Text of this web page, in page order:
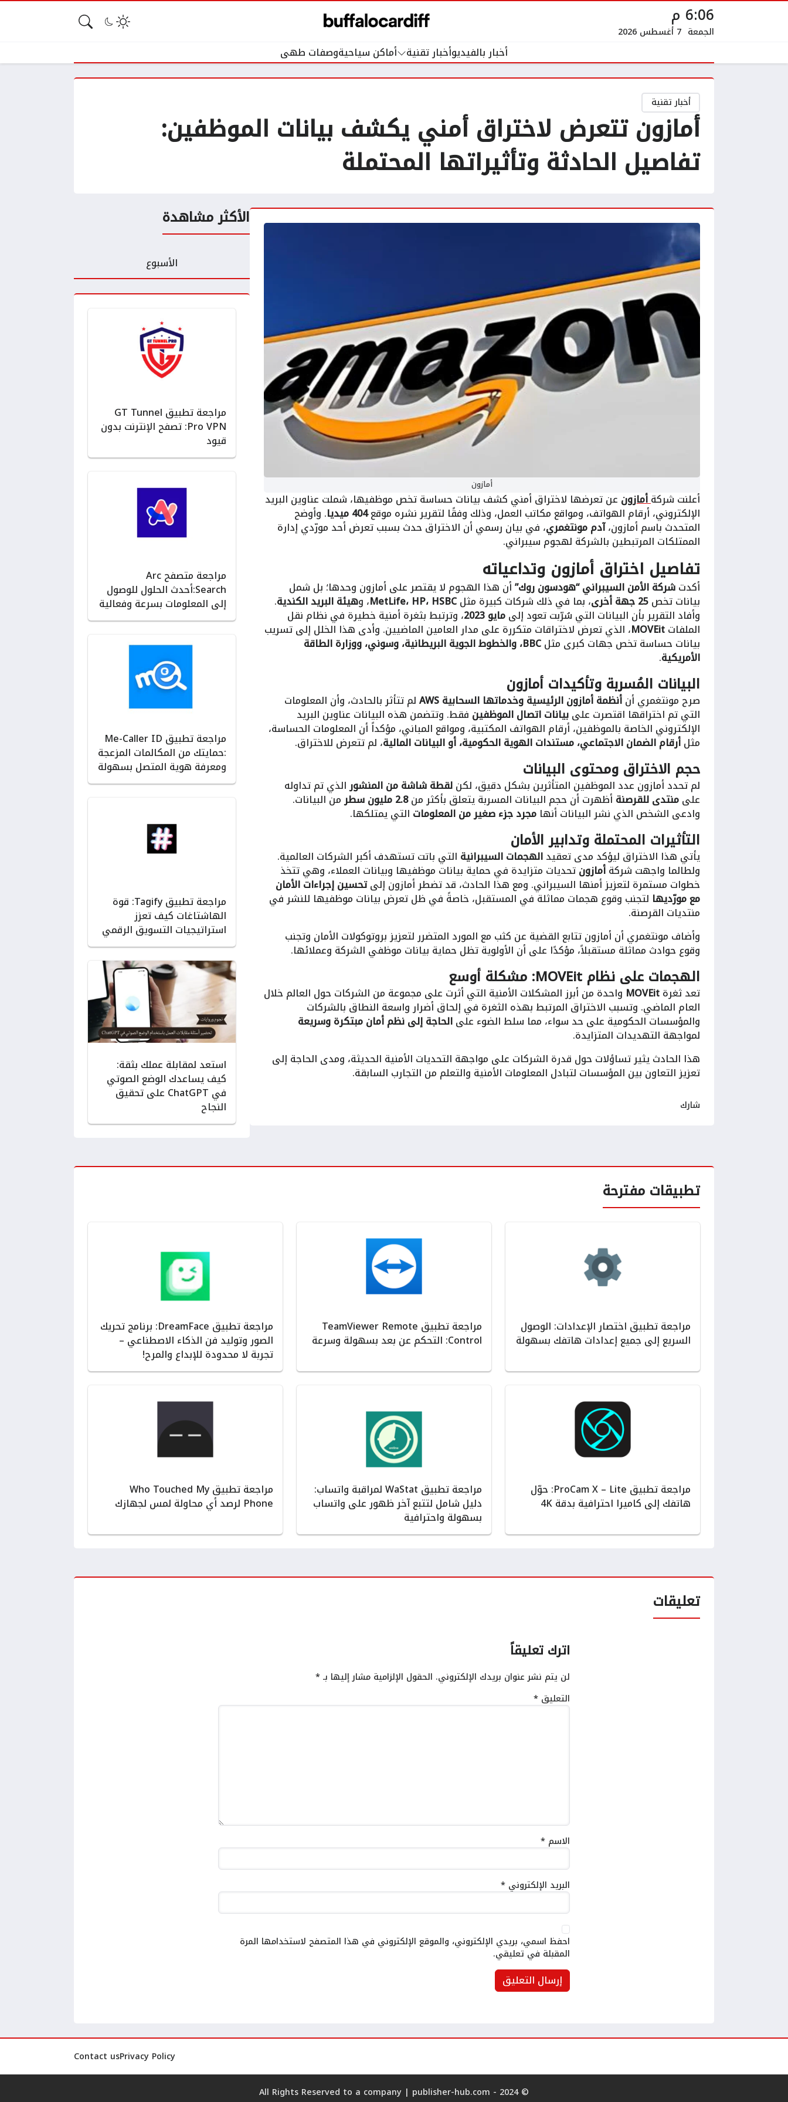
6:06 م
الجمعة 7 أغسطس 2026
أخبار بالفيديوأخبار تقنية أماكن سياحيةوصفات طهى
أخبار تقنية
أمازون تتعرض لاختراق أمني يكشف بيانات الموظفين:
تفاصيل الحادثة وتأثيراتها المحتملة
الأكثر مشاهدة
الأسبوع
مراجعة تطبيق GT Tunnel
Pro VPN: تصفح الإنترنت بدون
قيود
مراجعة متصفح Arc
Search:أحدث الحلول للوصول
إلى المعلومات بسرعة وفعالية
مراجعة تطبيق Me-Caller ID
:حمايتك من المكالمات المزعجة
ومعرفة هوية المتصل بسهولة
مراجعة تطبيق Tagify: قوة
الهاشتاغات كيف تعزز
استراتيجيات التسويق الرقمي
استعد لمقابلة عملك بثقة:
كيف يساعدك الوضع الصوتي
في ChatGPT على تحقيق
النجاح
أمازون
أعلنت شركةأمازون عن تعرضها لاختراق أمني كشف بيانات حساسة تخص موظفيها، شملت عناوين البريد
الإلكتروني، أرقام الهواتف، ومواقع مكاتب العمل، وذلك وفقًا لتقرير نشره موقع404 ميديا . وأوضح
المتحدث باسم أمازون،آدم مونتغمري، في بيان رسمي أن الاختراق حدث بسبب تعرض أحد مورّدي إدارة
الممتلكات المرتبطين بالشركة لهجوم سيبراني.
تفاصيل اختراق أمازون وتداعياته
أكدتشركة الأمن السيبراني “هودسون روك”أن هذا الهجوم لا يقتصر على أمازون وحدها؛ بل شمل
بيانات تخص25 جهة أخرى ، بما في ذلك شركات كبيرة مثلMetLife، HP، HSBC، وهيئة البريد الكندية.
وأفاد التقرير بأن البيانات التي سُرّبت تعود إلىمايو 2023 ، وترتبط بثغرة أمنية خطيرة في نظام نقل
الملفاتMOVEit، الذي تعرض لاختراقات متكررة على مدار العامين الماضيين. وأدى هذا الخلل إلى تسريب
بيانات حساسة تخص جهات كبرى مثل BBC، والخطوط الجوية البريطانية، وسوني، ووزارة الطاقة
الأمريكية.
البيانات المُسربة وتأكيدات أمازون
صرح مونتغمري أنأنظمة أمازون الرئيسية وخدماتها السحابية AWS لم تتأثر بالحادث، وأن المعلومات
التي تم اختراقها اقتصرت علىبيانات اتصال الموظفين فقط. وتتضمن هذه البيانات عناوين البريد
الإلكتروني الخاصة بالموظفين، أرقام الهواتف المكتبية، ومواقع المباني، مؤكداً أن المعلومات الحساسة،
مثلأرقام الضمان الاجتماعي، مستندات الهوية الحكومية، أو البيانات المالية، لم تتعرض للاختراق.
حجم الاختراق ومحتوى البيانات
لم تحدد أمازون عدد الموظفين المتأثرين بشكل دقيق، لكنلقطة شاشة من المنشورالذي تم تداوله
علىمنتدى للقرصنة أظهرت أن حجم البيانات المسربة يتعلق بأكثر من2.8 مليون سطر من البيانات.
وادعى الشخص الذي نشر البيانات أنها مجرد جزء صغير من المعلومات التي يمتلكها.
التأثيرات المحتملة وتدابير الأمان
يأتي هذا الاختراق ليؤكد مدى تعقيدالهجمات السيبرانية التي باتت تستهدف أكبر الشركات العالمية.
ولطالما واجهت شركةأمازونتحديات متزايدة في حماية بيانات موظفيها وبيانات العملاء، وهي تتخذ
خطوات مستمرة لتعزيز أمنها السيبراني. ومع هذا الحادث، قد تضطر أمازون إلىتحسين إجراءات الأمان
مع مورّديها لتجنب وقوع هجمات مماثلة في المستقبل، خاصةً في ظل تعرض بيانات موظفيها للنشر في
منتديات القرصنة.
وأضاف مونتغمري أن أمازون تتابع القضية عن كثب مع المورد المتضرر لتعزيز بروتوكولات الأمان وتجنب
وقوع حوادث مماثلة مستقبلاً، مؤكدًا على أن الأولوية تظل حماية بيانات موظفي الشركة وعملائها.
الهجمات على نظام MOVEit: مشكلة أوسع
تعد ثغرةMOVEit واحدة من أبرز المشكلات الأمنية التي أثرت على مجموعة من الشركات حول العالم خلال
العام الماضي. وتسبب الاختراق المرتبط بهذه الثغرة في إلحاق أضرار واسعة النطاق بالشركات
والمؤسسات الحكومية على حد سواء، مما سلط الضوء علىالحاجة إلى نظم أمان مبتكرة وسريعة
لمواجهة التهديدات المتزايدة.
هذا الحادث يثير تساؤلات حول قدرة الشركات على مواجهة التحديات الأمنية الحديثة، ومدى الحاجة إلى
تعزيز التعاون بين المؤسسات لتبادل المعلومات الأمنية والتعلم من التجارب السابقة.
شارك
تطبيقات مفترحة
مراجعة تطبيق اختصار الإعدادات: الوصول
السريع إلى جميع إعدادات هاتفك بسهولة
مراجعة تطبيق TeamViewer Remote
Control: التحكم عن بعد بسهولة وسرعة
مراجعة تطبيق DreamFace: برنامج تحريك
الصور وتوليد فن الذكاء الاصطناعي –
تجربة لا محدودة للإبداع والمرح!
مراجعة تطبيق ProCam X – Lite: حوّل
هاتفك إلى كاميرا احترافية بدقة 4K
مراجعة تطبيق WaStat لمراقبة واتساب:
دليل شامل لتتبع آخر ظهور على واتساب
بسهولة واحترافية
مراجعة تطبيق Who Touched My
Phone لرصد أي محاولة لمس لجهازك
تعليقات
اترك تعليقاً
لن يتم نشر عنوان بريدك الإلكتروني. الحقول الإلزامية مشار إليها بـ*
التعليق *
الاسم *
البريد الإلكتروني *
احفظ اسمي، بريدي الإلكتروني، والموقع الإلكتروني في هذا المتصفح لاستخدامها المرة
المقبلة في تعليقي.
Privacy Policy
Contact us
© 2024 - All Rights Reserved to a company |
publisher-hub.com